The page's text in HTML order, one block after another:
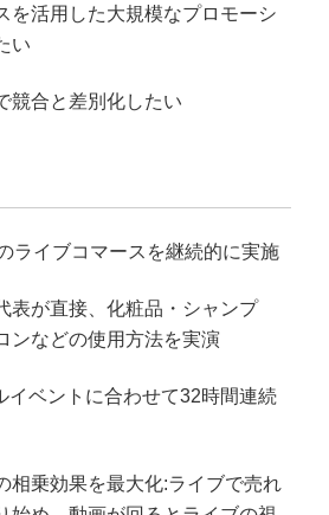
を活用した大規模なプロモーシ
い
競合と差別化したい
ライブコマースを継続的に実施
表が直接、化粧品・シャンプ
ンなどの使用方法を実演
イベントに合わせて32時間連続
相乗効果を最大化:ライブで売れ